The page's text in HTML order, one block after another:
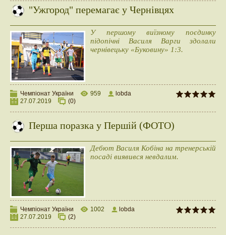
"Ужгород" перемагає у Чернівцях
У першому виїзному поєдинку
підопічні Василя Варги здолали
чернівецьку «Буковину» 1:3.
Чемпіонат України 959
lobda
27.07.2019
(0)
Перша поразка у Першій (ФОТО)
Дебют Василя Кобіна на тренерській
посаді виявився невдалим.
Чемпіонат України 1002
lobda
27.07.2019
(2)